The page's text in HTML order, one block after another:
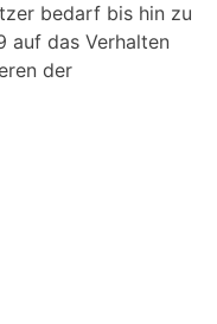
bedarf bis hin zu
auf das Verhalten
der